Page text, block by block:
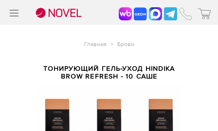
Главная > Брови
ТОНИРУЮЩИЙ ГЕЛЬ-УХОД HINDIKA
BROW REFRESH - 10 САШЕ